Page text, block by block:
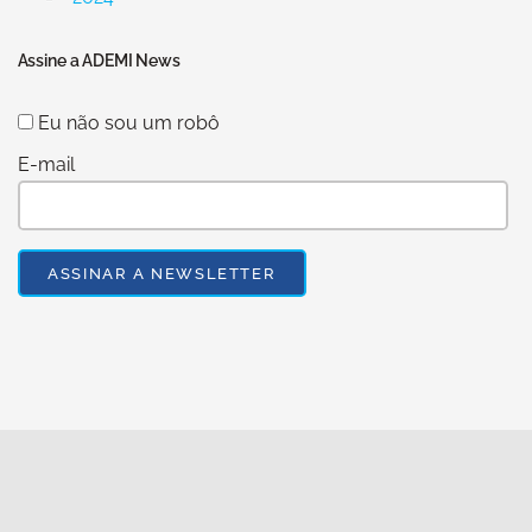
Assine a ADEMI News
Eu não sou um robô
E-mail